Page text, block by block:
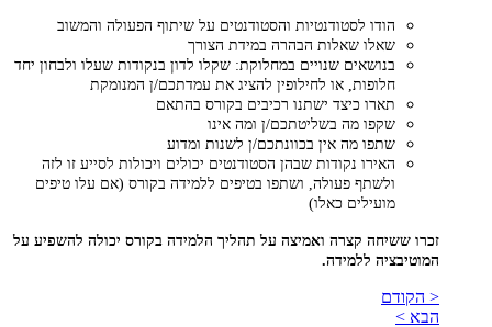
הודו לסטודנטיות והסטודנטים על שיתוף הפעולה והמשוב
שאלו שאלות הבהרה במידת הצורך
בנושאים שנויים במחלוקת: שקלו לדון בנקודות שעלו ולבחון יחד
חלופות, או לחילופין להציג את עמדתכם/ן המנומקת
תארו כיצד ישתנו רכיבים בקורס בהתאם
שקפו מה בשליטתכם/ן ומה אינו
שתפו מה אין בכוונתכם/ן לשנות ומדוע
האירו נקודות שבהן הסטודנטים יכולים ויכולות לסייע זו לזה
ולשתף פעולה, ושתפו בטיפים ללמידה בקורס (אם עלו טיפים
מועילים כאלו)
זכרו ששיחה קצרה ואמיצה על תהליך הלמידה בקורס יכולה להשפיע על
המוטיבציה ללמידה.
< הקודם
הבא >